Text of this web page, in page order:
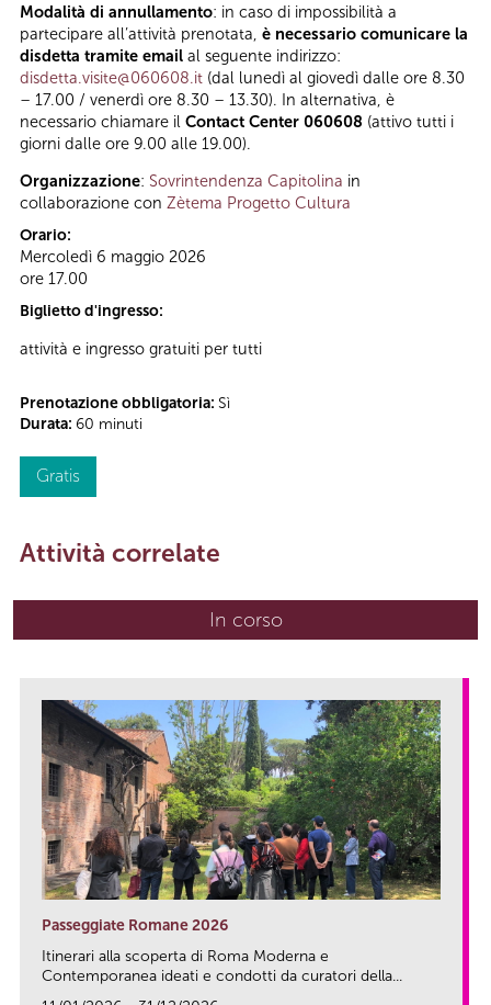
Modalità di annullamento: in caso di impossibilità a
partecipare all’attività prenotata, è necessario comunicare la
disdetta tramite email al seguente indirizzo:
disdetta.visite@060608.it (dal lunedì al giovedì dalle ore 8.30
– 17.00 / venerdì ore 8.30 – 13.30). In alternativa, è
necessario chiamare il Contact Center 060608 (attivo tutti i
giorni dalle ore 9.00 alle 19.00).
Organizzazione: Sovrintendenza Capitolina in
collaborazione con Zètema Progetto Cultura
Orario:
Mercoledì 6 maggio 2026
ore 17.00
Biglietto d'ingresso:
attività e ingresso gratuiti per tutti
Prenotazione obbligatoria: Sì
Durata: 60 minuti
Gratis
Attività correlate
In corso(scheda attiva)
Passeggiate Romane 2026
Itinerari alla scoperta di Roma Moderna e
Contemporanea ideati e condotti da curatori della...